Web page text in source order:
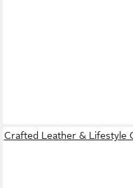
Crafted Leather & Lifestyle